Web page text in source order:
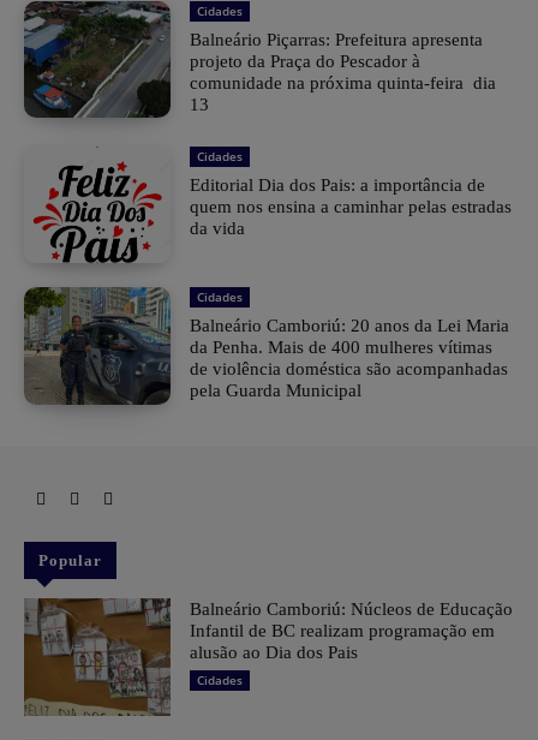
Cidades
Balneário Piçarras: Prefeitura apresenta
projeto da Praça do Pescador à
comunidade na próxima quinta-feira dia
13
Cidades
Editorial Dia dos Pais: a importância de
quem nos ensina a caminhar pelas estradas
da vida
Cidades
Balneário Camboriú: 20 anos da Lei Maria
da Penha. Mais de 400 mulheres vítimas
de violência doméstica são acompanhadas
pela Guarda Municipal
Popular
Balneário Camboriú: Núcleos de Educação
Infantil de BC realizam programação em
alusão ao Dia dos Pais
Cidades